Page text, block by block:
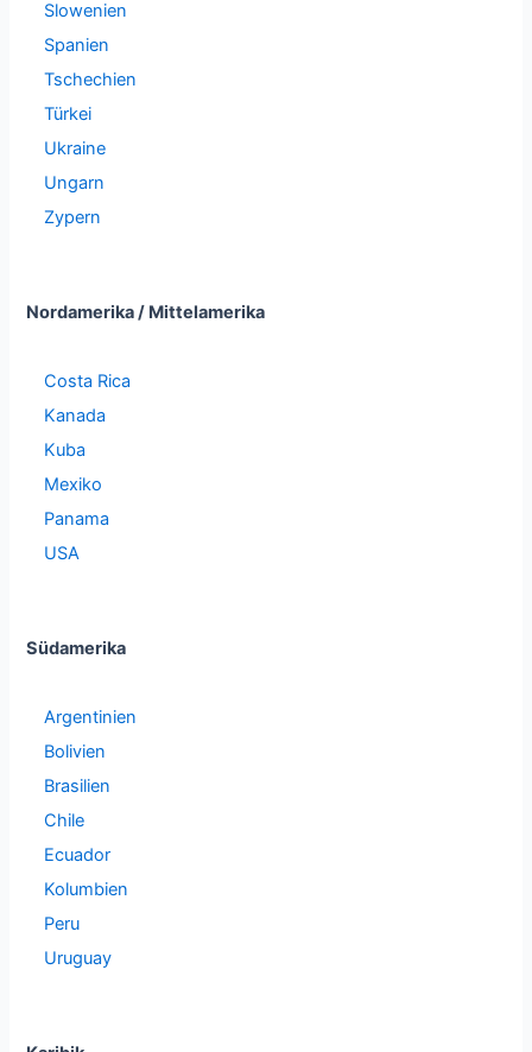
Slowenien
Spanien
Tschechien
Türkei
Ukraine
Ungarn
Zypern
Nordamerika / Mittelamerika
Costa Rica
Kanada
Kuba
Mexiko
Panama
USA
Südamerika
Argentinien
Bolivien
Brasilien
Chile
Ecuador
Kolumbien
Peru
Uruguay